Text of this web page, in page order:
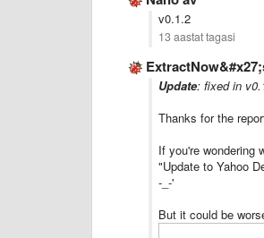
v0.1.2
13 aastat tagasi
Update: fixed in
Thanks for the
If you're wondering
"Update to Yahoo
-_-'
But it could be